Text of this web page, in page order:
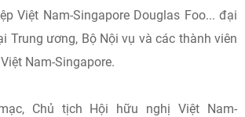
Việt Nam-Singapore Douglas Foo... đại
Trung ương, Bộ Nội vụ và các thành viên
Nam-Singapore.
Chủ tịch Hội hữu nghị Việt Nam-